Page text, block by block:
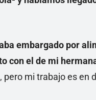
embargado por
con el de mi
mi trabajo es en